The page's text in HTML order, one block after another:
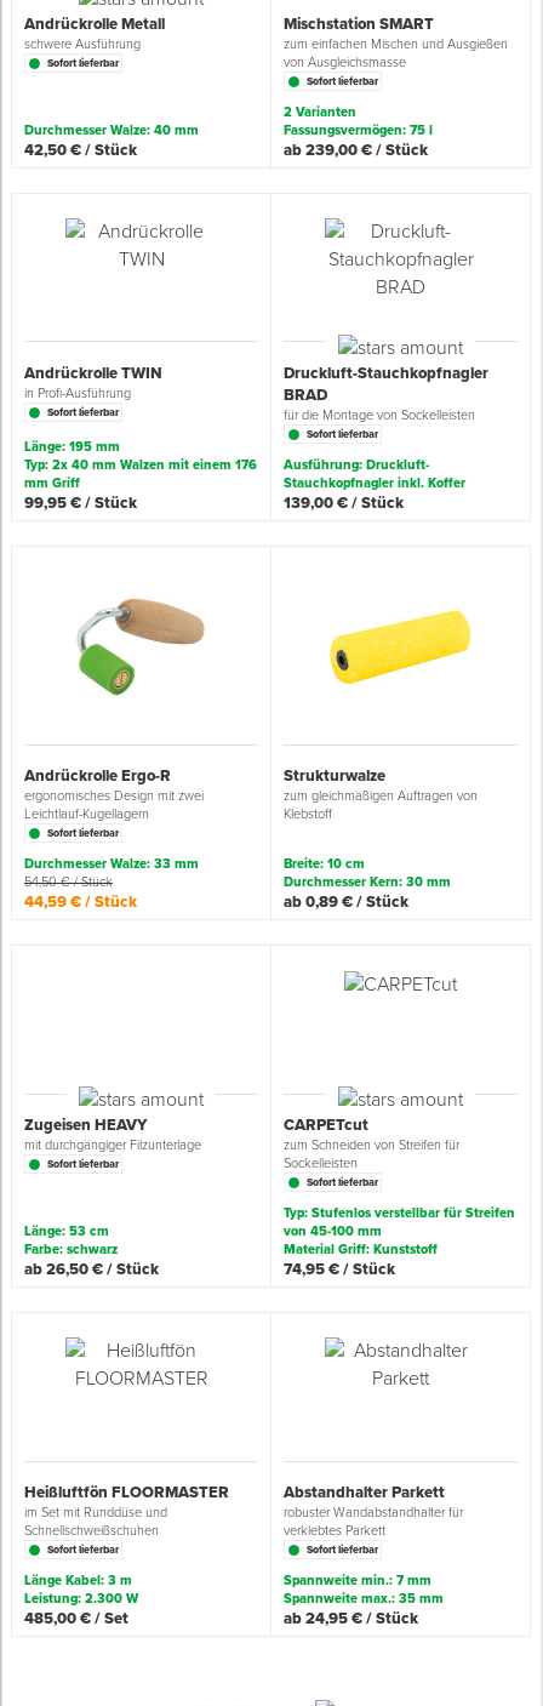
Andrückrolle Metall
schwere Ausführung
Sofort lieferbar
Durchmesser Walze: 40 mm
42,50 € / Stück
Mischstation SMART
zum einfachen Mischen und Ausgießen
von Ausgleichsmasse
Sofort lieferbar
2 Varianten
Fassungsvermögen: 75 l
ab 239,00 € / Stück
Andrückrolle TWIN
in Profi-Ausführung
Sofort lieferbar
Länge: 195 mm
Typ: 2x 40 mm Walzen mit einem 176
mm Griff
99,95 € / Stück
Druckluft-Stauchkopfnagler
BRAD
für die Montage von Sockelleisten
Sofort lieferbar
Ausführung: Druckluft-
Stauchkopfnagler inkl. Koffer
139,00 € / Stück
Andrückrolle Ergo-R
ergonomisches Design mit zwei
Leichtlauf-Kugellagern
Sofort lieferbar
Durchmesser Walze: 33 mm
54,50 € / Stück
44,59 € / Stück
Strukturwalze
zum gleichmäßigen Auftragen von
Klebstoff
Breite: 10 cm
Durchmesser Kern: 30 mm
ab 0,89 € / Stück
Zugeisen HEAVY
mit durchgängiger Filzunterlage
Sofort lieferbar
Länge: 53 cm
Farbe: schwarz
ab 26,50 € / Stück
CARPETcut
zum Schneiden von Streifen für
Sockelleisten
Sofort lieferbar
Typ: Stufenlos verstellbar für Streifen
von 45-100 mm
Material Griff: Kunststoff
74,95 € / Stück
Heißluftfön FLOORMASTER
im Set mit Runddüse und
Schnellschweißschuhen
Sofort lieferbar
Länge Kabel: 3 m
Leistung: 2.300 W
485,00 € / Set
Abstandhalter Parkett
robuster Wandabstandhalter für
verklebtes Parkett
Sofort lieferbar
Spannweite min.: 7 mm
Spannweite max.: 35 mm
ab 24,95 € / Stück